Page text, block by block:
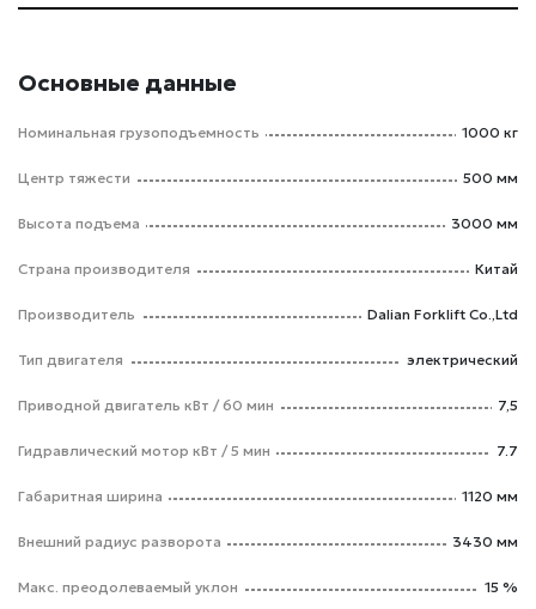
Основные данные
Номинальная грузоподъемность 1000 кг
Центр тяжести 500 мм
Высота подъема 3000 мм
Страна производителя Китай
Производитель Dalian Forklift Co.,Ltd
Тип двигателя электрический
Приводной двигатель кВт / 60 мин 7,5
Гидравлический мотор кВт / 5 мин 7.7
Габаритная ширина 1120 мм
Внешний радиус разворота 3430 мм
Макс. преодолеваемый уклон 15 %